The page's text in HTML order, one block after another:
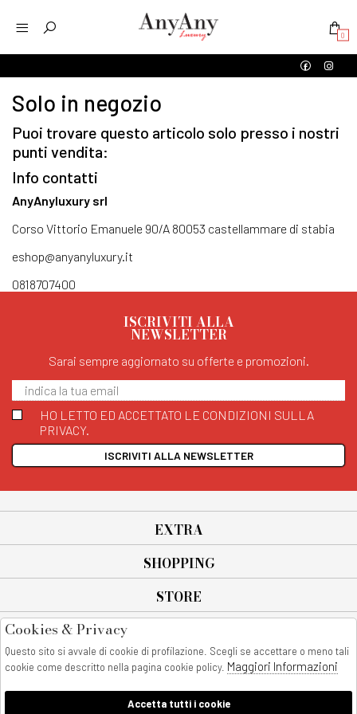
0
Solo in negozio
Puoi trovare questo articolo solo presso i nostri
punti vendita:
Info contatti
AnyAnyluxury srl
Corso Vittorio Emanuele 90/A 80053 castellammare di stabia
eshop@anyanyluxury.it
0818707400
ISCRIVITI ALLA
NEWSLETTER
Sarai sempre aggiornato su offerte e promozioni.
HO LETTO ED ACCETTATO LE CONDIZIONI SULLA
PRIVACY.
ISCRIVITI ALLA NEWSLETTER
EXTRA
SHOPPING
STORE
All rights reserved - © Copyright 2026
AnyAnyluxury srl - Sede Legale: Corso Vittorio Emanuele 90/A - 80053
castellammare di stabia - Italia
Cookies & Privacy
Questo sito si avvale di cookie di profilazione. Scegli se accettare o meno tali
cookie come descritto nella pagina cookie policy. Maggiori Informazioni
Accetta tutti i cookie